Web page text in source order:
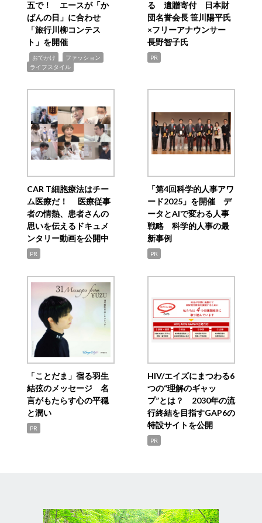
五で！ エースが「か
ばんの日」に合わせ
「旅行川柳コンテス
ト」を開催
おでかけ ファッション
ライフスタイル
る 遺贈寄付 日本財
団名誉会長 笹川陽平氏
×フリーアナウンサー
長野智子氏
PR
CAR T細胞療法はチー
ム医療だ！ 医療従事
者の情熱、患者さんの
思いを伝えるドキュメ
ンタリー動画を公開中
PR
「第4回科学的人事アワ
ード2025」を開催 デ
ータとAIで変わる人事
戦略 科学的人事の最
新事例
PR
「ことだま」宿る羽生
結弦のメッセージ 名
言がもたらす心の平穏
と潤い
PR
HIV/エイズにまつわる6
つの“理解のギャッ
プ”とは？ 2030年の流
行終結を目指すGAP6の
特設サイトを公開
PR